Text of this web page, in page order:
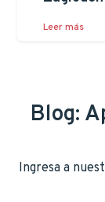
Leer más
Blog:
Ingresa a